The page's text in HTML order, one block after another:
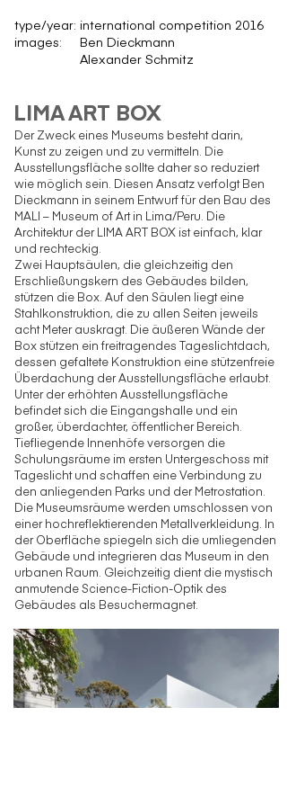
type/year:
images:
international competition 2016
Ben Dieckmann
Alexander Schmitz
LIMA ART BOX
Der Zweck eines Museums besteht darin,
Kunst zu zeigen und zu vermitteln. Die
Ausstellungsfläche sollte daher so reduziert
wie möglich sein. Diesen Ansatz verfolgt Ben
Dieckmann in seinem Entwurf für den Bau des
MALI – Museum of Art in Lima/Peru. Die
Architektur der LIMA ART BOX ist einfach, klar
und rechteckig.
Zwei Hauptsäulen, die gleichzeitig den
Erschließungskern des Gebäudes bilden,
stützen die Box. Auf den Säulen liegt eine
Stahlkonstruktion, die zu allen Seiten jeweils
acht Meter auskragt. Die äußeren Wände der
Box stützen ein freitragendes Tageslichtdach,
dessen gefaltete Konstruktion eine stützenfreie
Überdachung der Ausstellungsfläche erlaubt.
Unter der erhöhten Ausstellungsfläche
befindet sich die Eingangshalle und ein
großer, überdachter, öffentlicher Bereich.
Tiefliegende Innenhöfe versorgen die
Schulungsräume im ersten Untergeschoss mit
Tageslicht und schaffen eine Verbindung zu
den anliegenden Parks und der Metrostation.
Die Museumsräume werden umschlossen von
einer hochreflektierenden Metallverkleidung. In
der Oberfläche spiegeln sich die umliegenden
Gebäude und integrieren das Museum in den
urbanen Raum. Gleichzeitig dient die mystisch
anmutende Science-Fiction-Optik des
Gebäudes als Besuchermagnet.